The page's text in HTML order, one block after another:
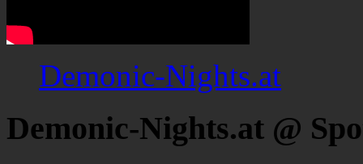
Demonic-Nights.at
Demonic-Nights.at @